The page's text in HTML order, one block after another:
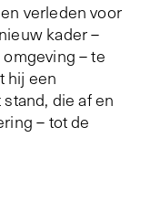
verleden voor
kader –
– te
hij een
die af en
– tot de